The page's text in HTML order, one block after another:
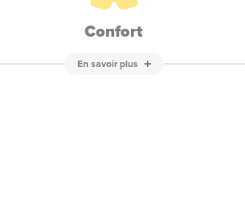
Confort
En savoir plus